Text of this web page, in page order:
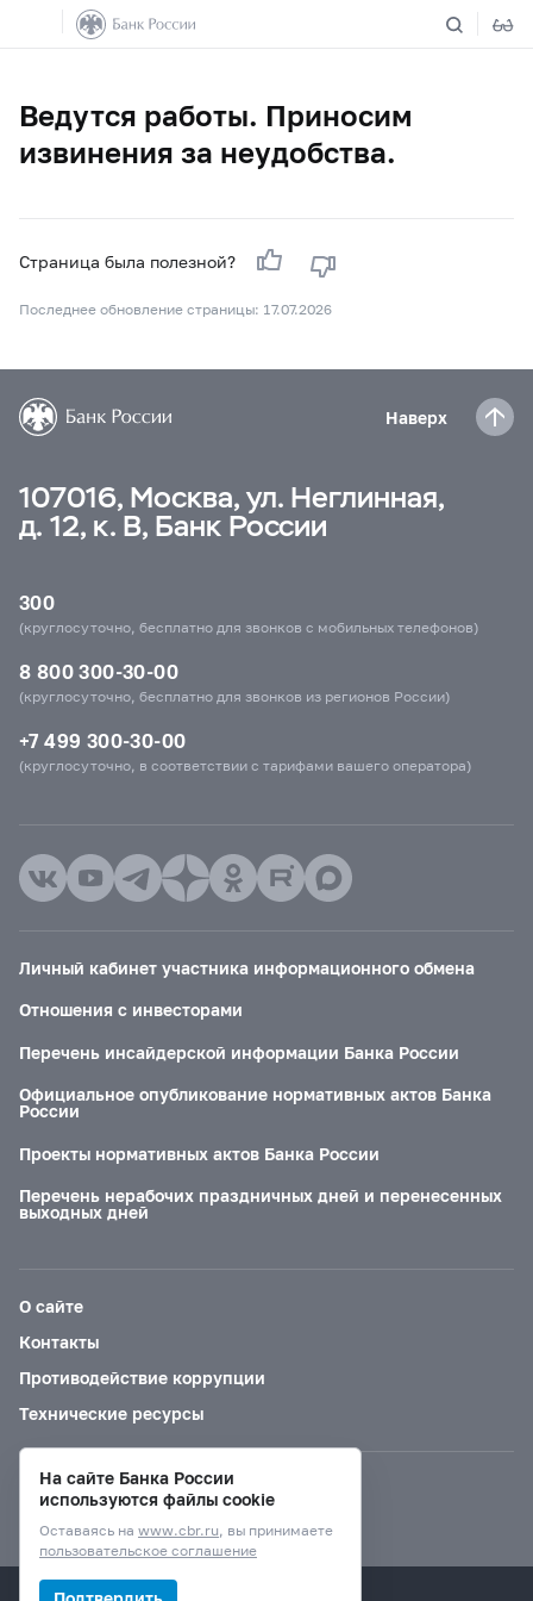
Ведутся работы. Приносим
извинения за неудобства.
Страница была полезной?
Последнее обновление страницы: 17.07.2026
Наверх
107016, Москва, ул. Неглинная,
д. 12, к. В, Банк России
300
(круглосуточно, бесплатно для звонков с мобильных телефонов)
8 800 300-30-00
(круглосуточно, бесплатно для звонков из регионов России)
+7 499 300-30-00
(круглосуточно, в соответствии с тарифами вашего оператора)
Личный кабинет участника информационного обмена
Отношения с инвесторами
Перечень инсайдерской информации Банка России
Официальное опубликование нормативных актов Банка
России
Проекты нормативных актов Банка России
Перечень нерабочих праздничных дней и перенесенных
выходных дней
О сайте
Контакты
Противодействие коррупции
Технические ресурсы
Версия для слабовидящих
© Банк России, 2000–2026.
На сайте Банка России
используются файлы cookie
Оставаясь на www.cbr.ru, вы принимаете
пользовательское соглашение